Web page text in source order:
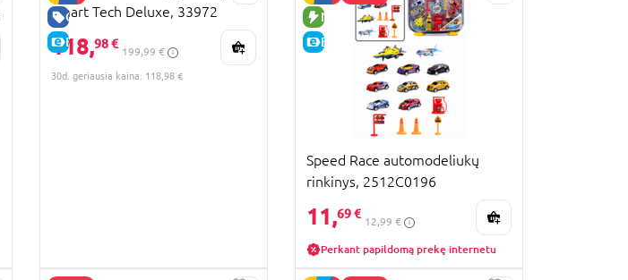
GERA KAINA
E-KAINA
Smart Tech Deluxe, 33972
118,98 €
199,99 €
30d. geriausia kaina: 118,98 €
NAUJA PREKĖ
E-KAINA
Speed Race automodeliukų
rinkinys, 2512C0196
11,69 €
12,99 €
Perkant papildomą prekę internetu